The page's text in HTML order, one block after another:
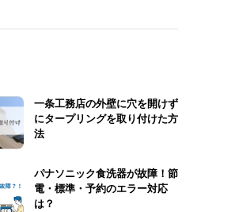
一条工務店の外壁に穴を開けず
にタープリングを取り付けた方
法
パナソニック食洗器が故障！節
電・標準・予約のエラー対応
は？